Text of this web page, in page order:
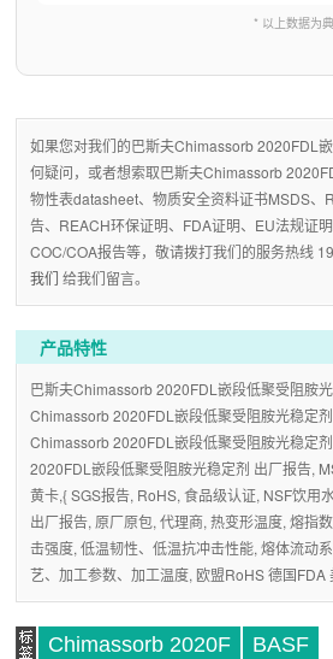
* 以上数据为
如果您对我们的巴斯夫Chimassorb 2020FDL
何疑问，或者想索取巴斯夫Chimassorb
物性表datasheet、物质安全资料证书MSDS、
告、REACH环保证明、FDA证明、EU法规证
COC/COA报告等，敬请拨打我们的服务热线
我们 给我们留言。
产品特性
巴斯夫Chimassorb 2020FDL嵌段低聚受阻胺
Chimassorb 2020FDL嵌段低聚受阻胺光稳定
Chimassorb 2020FDL嵌段低聚受阻胺光稳定
2020FDL嵌段低聚受阻胺光稳定剂 出厂报告,
黄卡,{ SGS报告, RoHS, 食品级认证, NSF饮用
出厂报告, 原厂原包, 代理商, 热变形温度, 熔指
击强度, 低温韧性、低温抗冲击性能, 熔体流动
艺、加工参数、加工温度, 欧盟RoHS 德国FDA
Chimassorb 2020F
BASF